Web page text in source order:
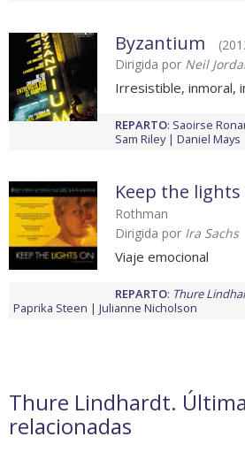
Byzantium
Dirigida por Neil
Irresistible, inmoral,
REPARTO: Saoirse
Sam Riley
Daniel Mays
Keep the lights
Rothman
Dirigida por Ira Sachs
Viaje emocional
REPARTO: Thure
Paprika Steen
Julianne Nicholson
Thure Lindhardt.
relacionadas